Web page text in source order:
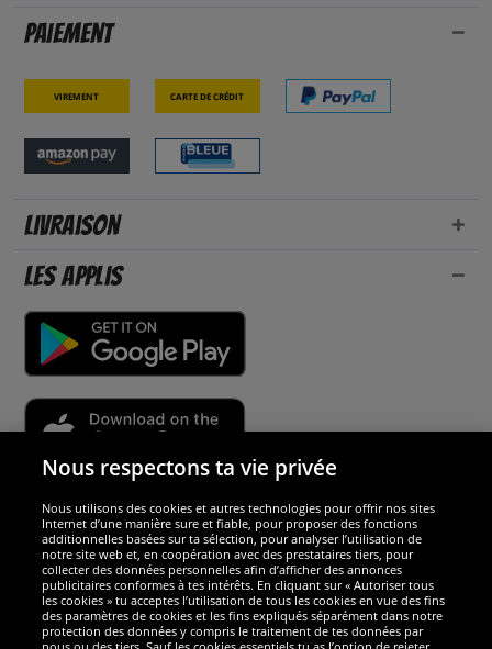
Paiement
Virement Carte de crédit
Livraison
Les applis
Sécurité
Nous sommes excellents
Nous respectons ta vie privée
Nous utilisons des cookies et autres technologies pour offrir nos sites
Internet d’une manière sure et fiable, pour proposer des fonctions
additionnelles basées sur ta sélection, pour analyser l’utilisation de
notre site web et, en coopération avec des prestataires tiers, pour
collecter des données personnelles afin d’afficher des annonces
publicitaires conformes à tes intérêts. En cliquant sur « Autoriser tous
les cookies » tu acceptes l’utilisation de tous les cookies en vue des fins
des paramètres de cookies et les fins expliqués séparément dans notre
protection des données y compris le traitement de tes données par